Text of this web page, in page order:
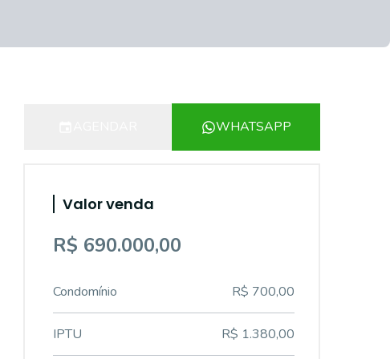
WHATSAPP
Valor venda
R$ 690.000,00
Condomínio R$ 700,00
IPTU R$ 1.380,00